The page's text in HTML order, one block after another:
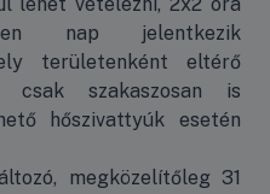
nap jelentkezik
területenként eltérő
csak szakaszosan is
hőszivattyúk esetén
megközelítőleg 31